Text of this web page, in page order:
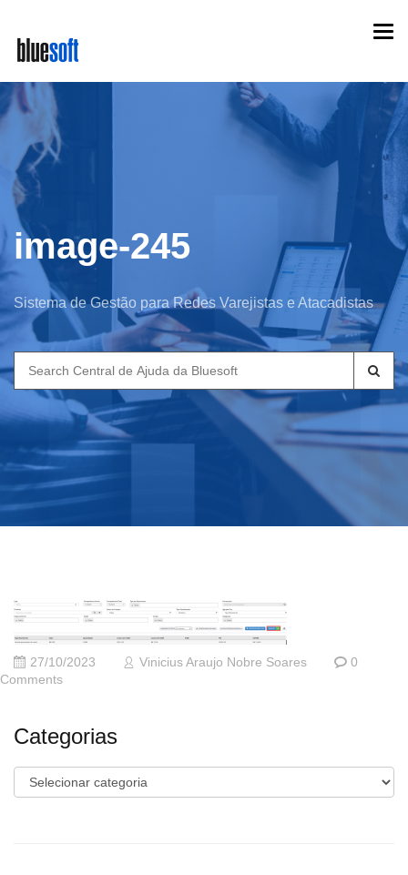
main
content
image-245
Sistema de Gestão para Redes Varejistas e Atacadistas
Search
for:
27/10/2023 Vinicius Araujo Nobre Soares
0
Comments
Categorias
Categorias